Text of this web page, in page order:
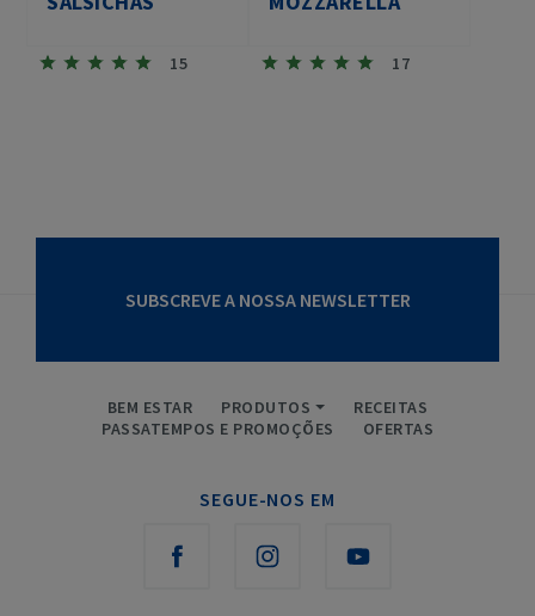
15 17
SUBSCREVE A NOSSA NEWSLETTER
BEM ESTAR PRODUTOS
RECEITAS
PASSATEMPOS E PROMOÇÕES
OFERTAS
SEGUE-NOS EM